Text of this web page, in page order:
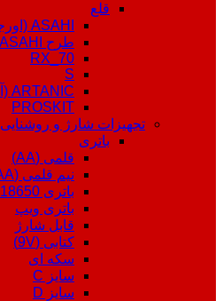
قلع
ASAHI (اورجینال)
طرح ASAHI
RX_70
S
ARTANIC (آرتانیک)
PROSKIT
تجهیزات شارژ و روشنایی
باتری
قلمی (AA)
نیم قلمی (AAA)
باتری 18650
باتری ویپ
قابل شارژ
کتابی (9V)
سکه ای
سایز C
سایز D